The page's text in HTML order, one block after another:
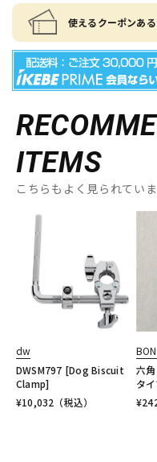
使えるクーポンあ
ITEMS
こちらもよく見られてい
dw
DWSM797 [Dog Biscuit
Clamp]
¥10,032 （税込）
六
タ
¥